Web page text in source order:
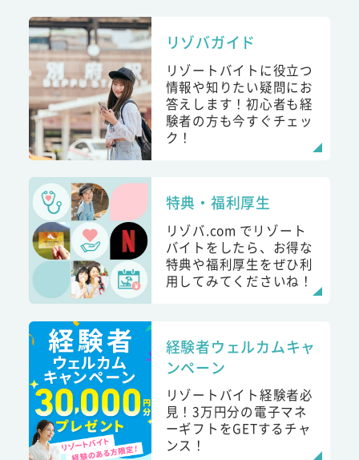
リゾバガイド
リゾートバイトに役立つ
情報や知りたい疑問にお
答えします！初心者も経
験者の方も今すぐチェッ
ク！
特典・福利厚生
リゾバ.com でリゾート
バイトをしたら、お得な
特典や福利厚生をぜひ利
用してみてくださいね！
経験者ウェルカムキャ
ンペーン
リゾートバイト経験者必
見！3万円分の電子マネ
ーギフトをGETするチャ
ンス！